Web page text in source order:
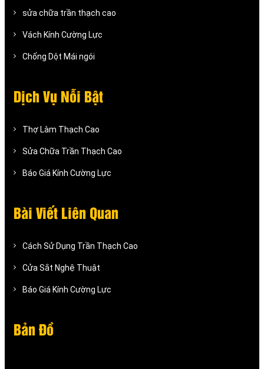
sửa chữa trần thạch cao
Vách Kính Cường Lực
Chống Dột Mái ngói
Dịch Vụ Nỗi Bật
Thợ Làm Thạch Cao
Sửa Chữa Trần Thạch Cao
Báo Giá Kính Cường Lực
Bài Viết Liên Quan
Cách Sử Dụng Trần Thạch Cao
Cửa Sắt Nghệ Thuật
Báo Giá Kính Cường Lực
Bản Đồ